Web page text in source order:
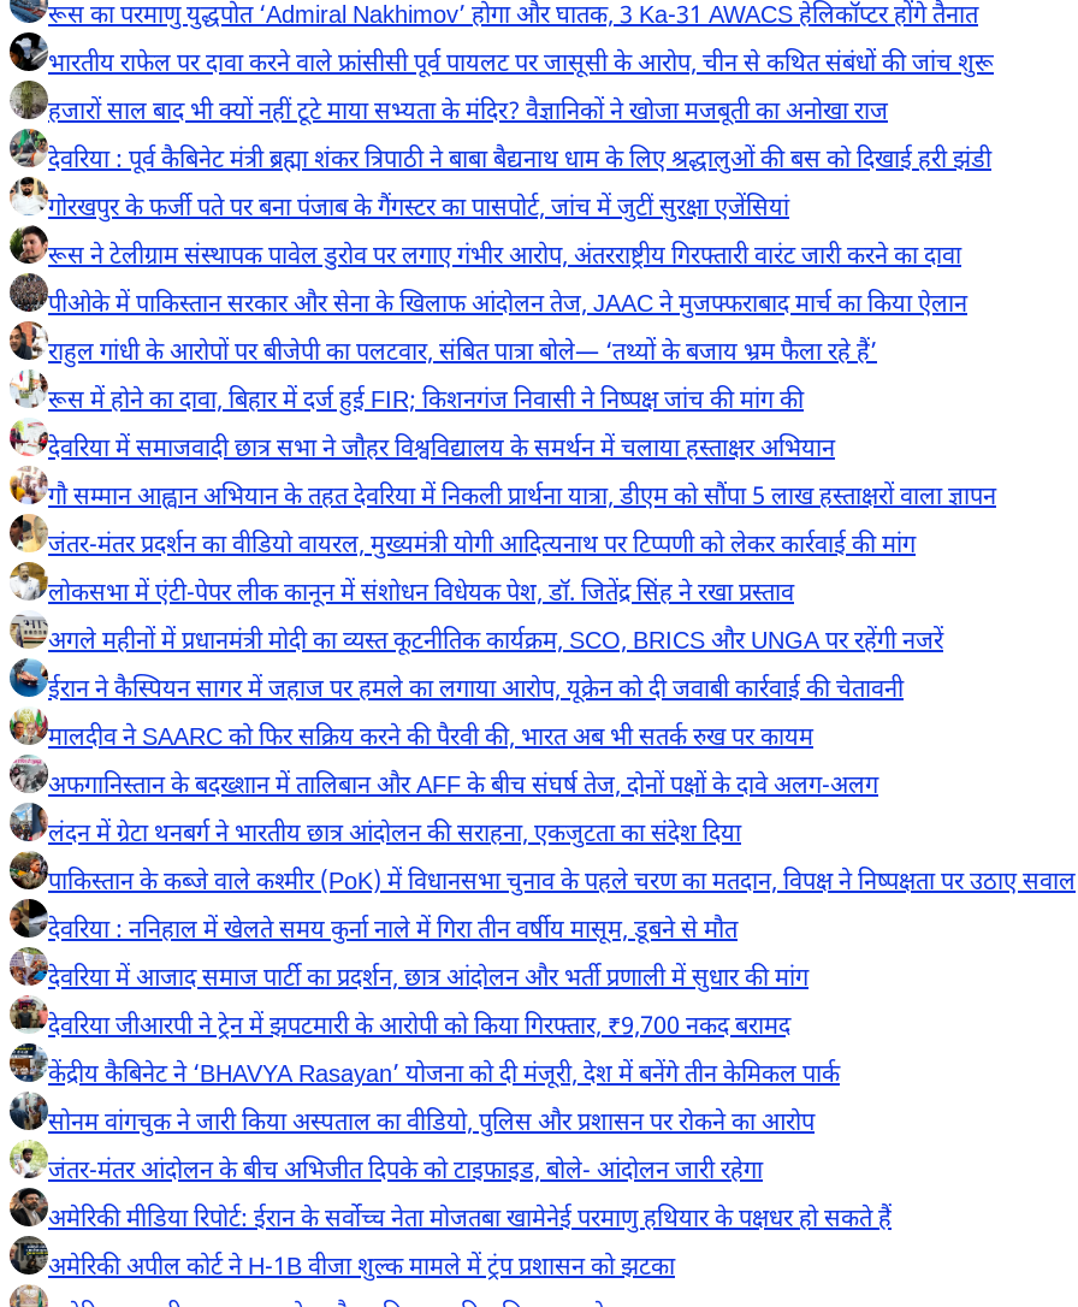
रूस का परमाणु युद्धपोत ‘Admiral Nakhimov’ होगा और घातक, 3 Ka-31 AWACS हेलिकॉप्टर होंगे तैनात
भारतीय राफेल पर दावा करने वाले फ्रांसीसी पूर्व पायलट पर जासूसी के आरोप, चीन से कथित संबंधों की जांच शुरू
हजारों साल बाद भी क्यों नहीं टूटे माया सभ्यता के मंदिर? वैज्ञानिकों ने खोजा मजबूती का अनोखा राज
देवरिया : पूर्व कैबिनेट मंत्री ब्रह्मा शंकर त्रिपाठी ने बाबा बैद्यनाथ धाम के लिए श्रद्धालुओं की बस को दिखाई हरी झंडी
गोरखपुर के फर्जी पते पर बना पंजाब के गैंगस्टर का पासपोर्ट, जांच में जुटीं सुरक्षा एजेंसियां
रूस ने टेलीग्राम संस्थापक पावेल डुरोव पर लगाए गंभीर आरोप, अंतरराष्ट्रीय गिरफ्तारी वारंट जारी करने का दावा
पीओके में पाकिस्तान सरकार और सेना के खिलाफ आंदोलन तेज, JAAC ने मुजफ्फराबाद मार्च का किया ऐलान
राहुल गांधी के आरोपों पर बीजेपी का पलटवार, संबित पात्रा बोले— ‘तथ्यों के बजाय भ्रम फैला रहे हैं’
रूस में होने का दावा, बिहार में दर्ज हुई FIR; किशनगंज निवासी ने निष्पक्ष जांच की मांग की
देवरिया में समाजवादी छात्र सभा ने जौहर विश्वविद्यालय के समर्थन में चलाया हस्ताक्षर अभियान
गौ सम्मान आह्वान अभियान के तहत देवरिया में निकली प्रार्थना यात्रा, डीएम को सौंपा 5 लाख हस्ताक्षरों वाला ज्ञापन
जंतर-मंतर प्रदर्शन का वीडियो वायरल, मुख्यमंत्री योगी आदित्यनाथ पर टिप्पणी को लेकर कार्रवाई की मांग
लोकसभा में एंटी-पेपर लीक कानून में संशोधन विधेयक पेश, डॉ. जितेंद्र सिंह ने रखा प्रस्ताव
अगले महीनों में प्रधानमंत्री मोदी का व्यस्त कूटनीतिक कार्यक्रम, SCO, BRICS और UNGA पर रहेंगी नजरें
ईरान ने कैस्पियन सागर में जहाज पर हमले का लगाया आरोप, यूक्रेन को दी जवाबी कार्रवाई की चेतावनी
मालदीव ने SAARC को फिर सक्रिय करने की पैरवी की, भारत अब भी सतर्क रुख पर कायम
अफगानिस्तान के बदख्शान में तालिबान और AFF के बीच संघर्ष तेज, दोनों पक्षों के दावे अलग-अलग
लंदन में ग्रेटा थनबर्ग ने भारतीय छात्र आंदोलन की सराहना, एकजुटता का संदेश दिया
पाकिस्तान के कब्जे वाले कश्मीर (PoK) में विधानसभा चुनाव के पहले चरण का मतदान, विपक्ष ने निष्पक्षता पर उठाए सवाल
देवरिया : ननिहाल में खेलते समय कुर्ना नाले में गिरा तीन वर्षीय मासूम, डूबने से मौत
देवरिया में आजाद समाज पार्टी का प्रदर्शन, छात्र आंदोलन और भर्ती प्रणाली में सुधार की मांग
देवरिया जीआरपी ने ट्रेन में झपटमारी के आरोपी को किया गिरफ्तार, ₹9,700 नकद बरामद
केंद्रीय कैबिनेट ने ‘BHAVYA Rasayan’ योजना को दी मंजूरी, देश में बनेंगे तीन केमिकल पार्क
सोनम वांगचुक ने जारी किया अस्पताल का वीडियो, पुलिस और प्रशासन पर रोकने का आरोप
जंतर-मंतर आंदोलन के बीच अभिजीत दिपके को टाइफाइड, बोले- आंदोलन जारी रहेगा
अमेरिकी मीडिया रिपोर्ट: ईरान के सर्वोच्च नेता मोजतबा खामेनेई परमाणु हथियार के पक्षधर हो सकते हैं
अमेरिकी अपील कोर्ट ने H-1B वीजा शुल्क मामले में ट्रंप प्रशासन को झटका